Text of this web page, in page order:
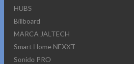
HUBS
Billboard
MARCA JALTECH
Smart Home NEXXT
Sonido PRO